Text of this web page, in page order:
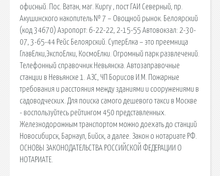
офисный. Пос. Ватан, маг. Киргу , пост ГАИ Северный, пр.
Акушинского накопитель № 7 – Овощной рынок. Белоярский
(код 34670) Аэропорт: 6-22-22, 2-15-55 Автовокзал: 2-30-
07, 3-65-44 Рейс Белоярский. СуперЕлка – это преемница
ГлавЕлки,ЭкспоЕлки, КосмоЕлки. Огромный парк развлечений.
Телефонный справочник Невьянска. Автозаправочные
станции в Невьянске 1. АЗС, ЧП Борисов И.М. Пожарные
требования и расстояния между зданиями и сооружениями в
садоводческих. Для поиска самого дешевого такси в Москве
- воспользуйтесь рейтингом 450 представленных.
Железнодорожным транспортом можно доехать до станций
Новосибирск, Барнаул, Бийск, а далее. Закон о нотариате РФ.
ОСНОВЫ ЗАКОНОДАТЕЛЬСТВА РОССИЙСКОЙ ФЕДЕРАЦИИ О
НОТАРИАТЕ.